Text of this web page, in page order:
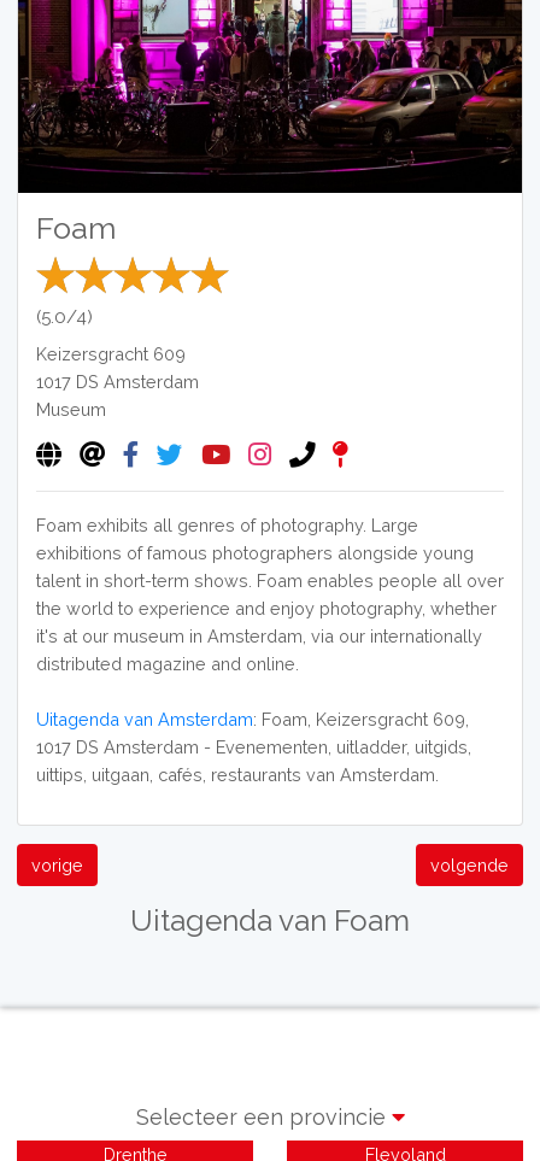
Foam
(5.0/4)
Keizersgracht 609
1017 DS Amsterdam
Museum
Foam exhibits all genres of photography. Large
exhibitions of famous photographers alongside young
talent in short-term shows. Foam enables people all over
the world to experience and enjoy photography, whether
it's at our museum in Amsterdam, via our internationally
distributed magazine and online.
Uitagenda van Amsterdam: Foam, Keizersgracht 609,
1017 DS Amsterdam - Evenementen, uitladder, uitgids,
uittips, uitgaan, cafés, restaurants van Amsterdam.
vorige volgende
Uitagenda van Foam
Selecteer een provincie
Drenthe Flevoland